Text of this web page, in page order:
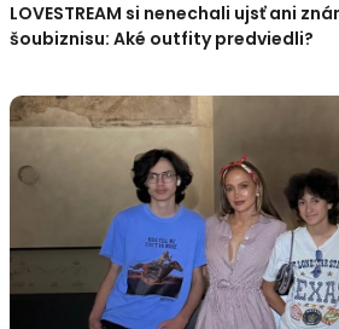
LOVESTREAM si nenechali ujsť ani
šoubiznisu: Aké outfity predviedli?